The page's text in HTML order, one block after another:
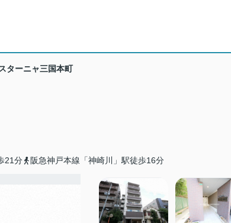
ターニャ三国本町
21分 阪急神戸本線「神崎川」駅徒歩16分